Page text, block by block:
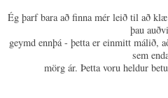
Ég þarf bara að finna mér leið til að
þau
geymd ennþá - þetta er einmitt málið,
sem
mörg ár. Þetta voru heldur